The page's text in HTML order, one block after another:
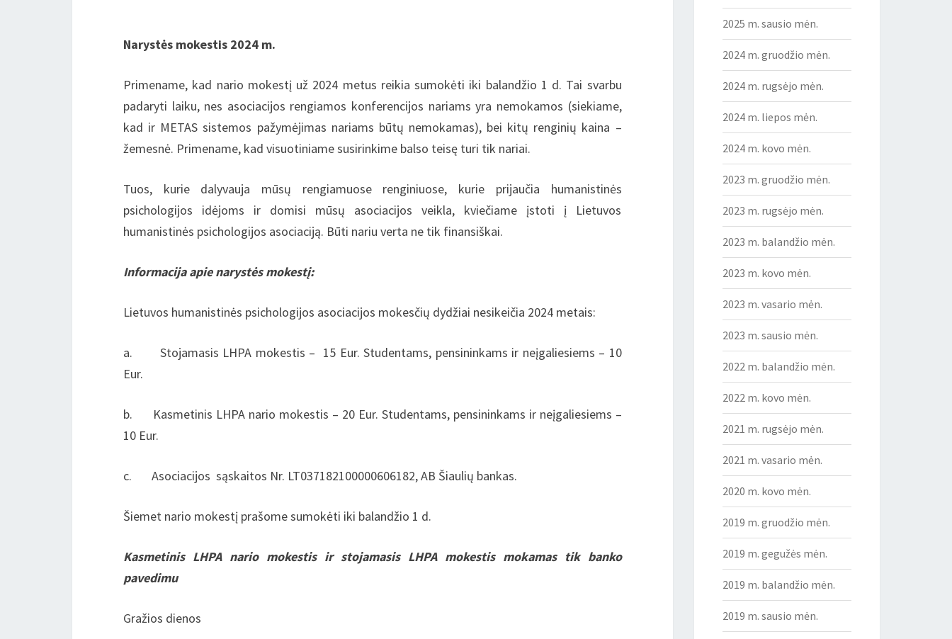
Narystės mokestis 2024 m.
Primename, kad nario mokestį už 2024 metus reikia sumokėti iki balandžio 1 d. Tai svarbu
padaryti laiku, nes asociacijos rengiamos konferencijos nariams yra nemokamos (siekiame,
kad ir METAS sistemos pažymėjimas nariams būtų nemokamas), bei kitų renginių kaina –
žemesnė. Primename, kad visuotiniame susirinkime balso teisę turi tik nariai.
Tuos, kurie dalyvauja mūsų rengiamuose renginiuose, kurie prijaučia humanistinės
psichologijos idėjoms ir domisi mūsų asociacijos veikla, kviečiame įstoti į Lietuvos
humanistinės psichologijos asociaciją. Būti nariu verta ne tik finansiškai.
Informacija apie narystės mokestį:
Lietuvos humanistinės psichologijos asociacijos mokesčių dydžiai nesikeičia 2024 metais:
a. Stojamasis LHPA mokestis – 15 Eur. Studentams, pensininkams ir neįgaliesiems – 10
Eur.
b. Kasmetinis LHPA nario mokestis – 20 Eur. Studentams, pensininkams ir neįgaliesiems –
10 Eur.
c. Asociacijos sąskaitos Nr. LT037182100000606182, AB Šiaulių bankas.
Šiemet nario mokestį prašome sumokėti iki balandžio 1 d.
Kasmetinis LHPA nario mokestis ir stojamasis LHPA mokestis mokamas tik banko
pavedimu
Gražios dienos
2025 m. sausio mėn.
2024 m. gruodžio mėn.
2024 m. rugsėjo mėn.
2024 m. liepos mėn.
2024 m. kovo mėn.
2023 m. gruodžio mėn.
2023 m. rugsėjo mėn.
2023 m. balandžio mėn.
2023 m. kovo mėn.
2023 m. vasario mėn.
2023 m. sausio mėn.
2022 m. balandžio mėn.
2022 m. kovo mėn.
2021 m. rugsėjo mėn.
2021 m. vasario mėn.
2020 m. kovo mėn.
2019 m. gruodžio mėn.
2019 m. gegužės mėn.
2019 m. balandžio mėn.
2019 m. sausio mėn.